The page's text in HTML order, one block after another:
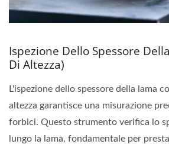
Ispezione Dello Spessore
Di Altezza)
L'ispezione dello spessore della lama
altezza garantisce una misurazione
forbici. Questo strumento verifica lo
lungo la lama, fondamentale per